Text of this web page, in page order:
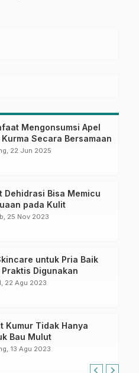
Mengonsumsi Apel
Kurma Secara Bersamaan
22 Jun 2025
Dehidrasi Bisa Memicu
pada Kulit
25 Nov 2023
untuk Pria Baik
Praktis Digunakan
22 Agu 2023
Kumur Tidak Hanya
Bau Mulut
13 Agu 2023